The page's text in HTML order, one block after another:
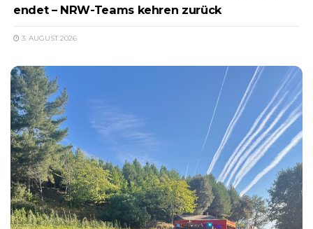
endet – NRW-Teams kehren zurück
3. AUGUST 2026